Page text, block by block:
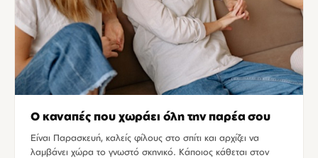
Ο καναπές που χωράει όλη την παρέα σου
Είναι Παρασκευή, καλείς φίλους στο σπίτι και αρχίζει να
λαμβάνει χώρα το γνωστό σκηνικό. Κάποιος κάθεται στον